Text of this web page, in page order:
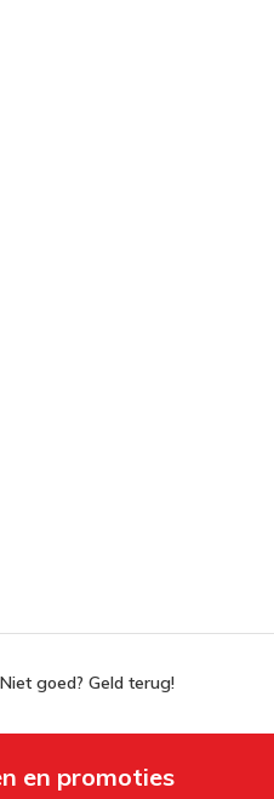
Niet goed? Geld terug!
en promoties